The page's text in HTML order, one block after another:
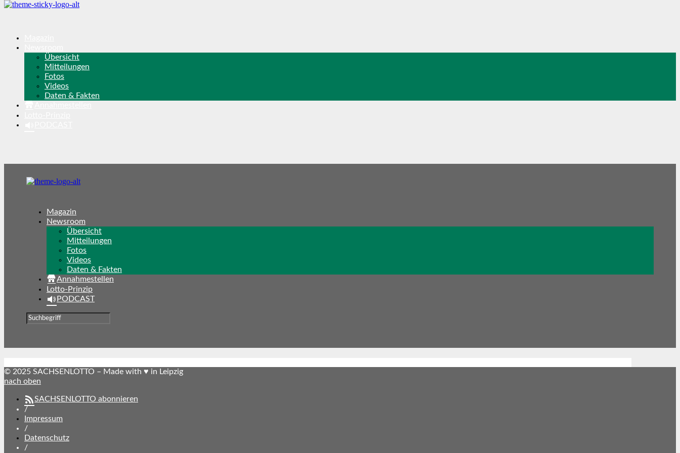
Übersicht
Mitteilungen
Fotos
Videos
Daten & Fakten
Magazin
Newsroom
Übersicht
Mitteilungen
Fotos
Videos
Daten & Fakten
Annahmestellen
Lotto-Prinzip
PODCAST
© 2025 SACHSENLOTTO – Made with ♥ in Leipzig
nach oben
SACHSENLOTTO abonnieren
/
Impressum
/
Datenschutz
/